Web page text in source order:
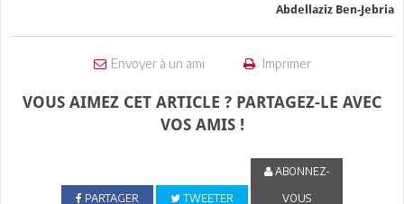
Abdellaziz Ben-Jebria
Envoyer à un ami Imprimer
VOUS AIMEZ CET ARTICLE ? PARTAGEZ-LE AVEC
VOS AMIS !
PARTAGER TWEETER
ABONNEZ-
VOUS